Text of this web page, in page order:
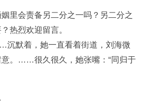
里会责备另二分之一吗？另二分之
热烈欢迎留言。
沉默着，她一直看着街道，刘海微
意。……很久很久，她张嘴：“同归于